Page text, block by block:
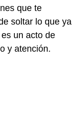
que te
soltar lo que ya
un acto de
y atención.